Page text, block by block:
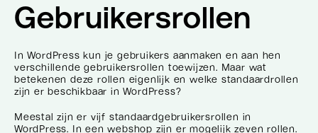
Gebruikersrollen
In WordPress kun je gebruikers aanmaken en aan hen
verschillende gebruikersrollen toewijzen. Maar wat
betekenen deze rollen eigenlijk en welke standaardrollen
zijn er beschikbaar in WordPress?
Meestal zijn er vijf standaardgebruikersrollen in
WordPress. In een webshop zijn er mogelijk zeven rollen.